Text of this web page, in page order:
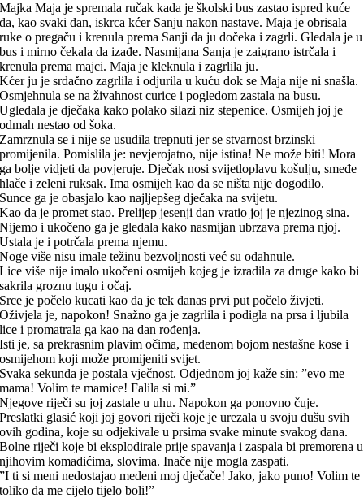
Majka Maja je spremala ručak kada je školski bus zastao ispred kuće
da, kao svaki dan, iskrca kćer Sanju nakon nastave. Maja je obrisala
ruke o pregaču i krenula prema Sanji da ju dočeka i zagrli. Gledala je u
bus i mirno čekala da izađe. Nasmijana Sanja je zaigrano istrčala i
krenula prema majci. Maja je kleknula i zagrlila ju.
Kćer ju je srdačno zagrlila i odjurila u kuću dok se Maja nije ni snašla.
Osmjehnula se na živahnost curice i pogledom zastala na busu.
Ugledala je dječaka kako polako silazi niz stepenice. Osmijeh joj je
odmah nestao od šoka.
Zamrznula se i nije se usudila trepnuti jer se stvarnost brzinski
promijenila. Pomislila je: nevjerojatno, nije istina! Ne može biti! Mora
ga bolje vidjeti da povjeruje. Dječak nosi svijetloplavu košulju, smeđe
hlače i zeleni ruksak. Ima osmijeh kao da se ništa nije dogodilo.
Sunce ga je obasjalo kao najljepšeg dječaka na svijetu.
Kao da je promet stao. Prelijep jesenji dan vratio joj je njezinog sina.
Nijemo i ukočeno ga je gledala kako nasmijan ubrzava prema njoj.
Ustala je i potrčala prema njemu.
Noge više nisu imale težinu bezvoljnosti već su odahnule.
Lice više nije imalo ukočeni osmijeh kojeg je izradila za druge kako bi
sakrila groznu tugu i očaj.
Srce je počelo kucati kao da je tek danas prvi put počelo živjeti.
Oživjela je, napokon! Snažno ga je zagrlila i podigla na prsa i ljubila
lice i promatrala ga kao na dan rođenja.
Isti je, sa prekrasnim plavim očima, medenom bojom nestašne kose i
osmijehom koji može promijeniti svijet.
Svaka sekunda je postala vječnost. Odjednom joj kaže sin: ”evo me
mama! Volim te mamice! Falila si mi.”
Njegove riječi su joj zastale u uhu. Napokon ga ponovno čuje.
Preslatki glasić koji joj govori riječi koje je urezala u svoju dušu svih
ovih godina, koje su odjekivale u prsima svake minute svakog dana.
Bolne riječi koje bi eksplodirale prije spavanja i zaspala bi premorena u
njihovim komadićima, slovima. Inače nije mogla zaspati.
”I ti si meni nedostajao medeni moj dječače! Jako, jako puno! Volim te
toliko da me cijelo tijelo boli!”